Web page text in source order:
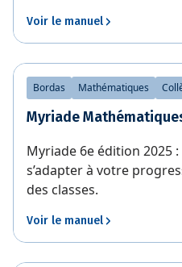
Voir le manuel
Bordas Mathématiques
Myriade
Myriade 6e édition 2025
s’adapter à votre
des classes.
Voir le manuel